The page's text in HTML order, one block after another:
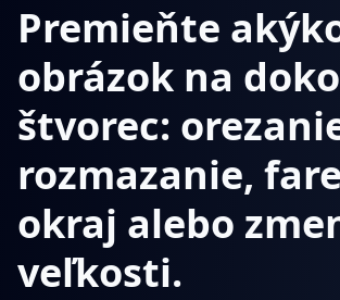
Premieňte
obrázok na
štvorec:
rozmazanie,
okraj alebo
veľkosti.